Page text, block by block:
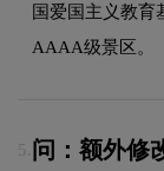
国爱国主义教育
AAAA级景区。
5. 问：额外修